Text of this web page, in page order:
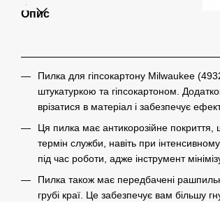
Опис
Пилка для гіпсокартону Milwaukee
штукатуркою та гіпсокартоном.
врізатися в матеріал і забезпечує
Ця пилка має антикорозійне покриття,
термін служби, навіть при
під час роботи, адже інструмент
Пилка також має передбачені
грубі краї. Це забезпечує вам більшу